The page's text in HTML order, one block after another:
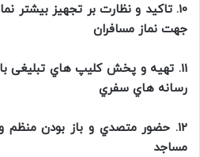
10. تاكيد و نظارت بر تجهيز بيشتر
جهت نماز مسافران
11. تهيه و پخش كليپ هاي تبليغی
رسانه هاي سفري
12. حضور متصدي و باز بودن منظم
مساجد